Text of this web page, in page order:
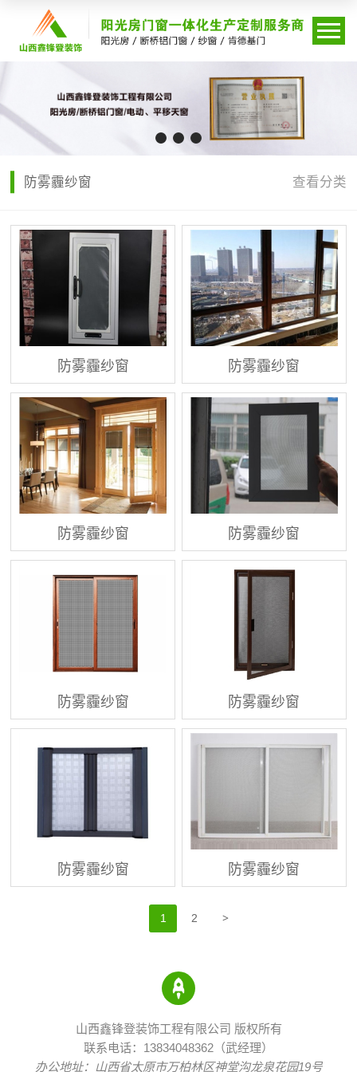
防雾霾纱窗 查看分类
防雾霾纱窗 防雾霾纱窗
防雾霾纱窗 防雾霾纱窗
防雾霾纱窗 防雾霾纱窗
防雾霾纱窗 防雾霾纱窗
1 2 >
山西鑫锋登装饰工程有限公司 版权所有
联系电话：13834048362（武经理）
办公地址：山西省太原市万柏林区神堂沟龙泉花园19号